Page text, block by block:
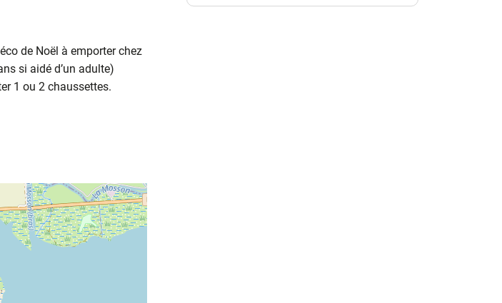
de Noël à emporter chez
si aidé d’un adulte)
1 ou 2 chaussettes.